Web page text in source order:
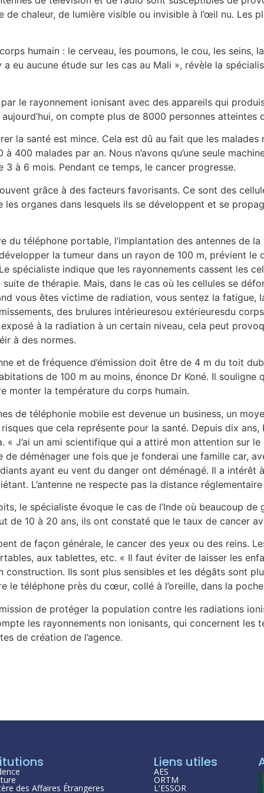
chaleur, de lumière visible ou invisible à l’œil nu. Les
humain : le cerveau, les poumons, le cou, les seins,
eu aucune étude sur les cas au Mali », révèle la
le rayonnement ionisant avec des appareils qui
on compte plus de 8000 personnes atteintes
la santé est mince. Cela est dû au fait que les malades
400 malades par an. Nous n’avons qu’une seule
à 6 mois. Pendant ce temps, le cancer progresse.
grâce à des facteurs favorisants. Ce sont des
organes dans lesquels ils se développent et se
du téléphone portable, l’implantation des antennes de
la tumeur dans un rayon de 100 m, prévient le
spécialiste indique que les rayonnements cassent les
de thérapie. Mais, dans le cas où les cellules se
vous êtes victime de radiation, vous sentez la
des brulures intérieuresou extérieuresdu
exposé à la radiation à un certain niveau, cela peut
à des normes.
et de fréquence d’émission doit être de 4 m du toit
de 100 m au moins, énonce Dr Koné. Il souligne
monter la température du corps humain.
de téléphonie mobile est devenue un business, un
que cela représente pour la santé. Depuis dix ans,
J’ai un ami scientifique qui a attiré mon attention sur le
de déménager une fois que je fonderai une famille car,
ayant eu vent du danger ont déménagé. Il a intérêt
L’antenne ne respecte pas la distance
le spécialiste évoque le cas de l’Inde où beaucoup de
de 10 à 20 ans, ils ont constaté que le taux de cancer
de façon générale, le cancer des yeux ou des reins.
aux tablettes, etc. « Il faut éviter de laisser les
Ils sont plus sensibles et les dégâts sont
le téléphone près du cœur, collé à l’oreille, dans la
de protéger la population contre les radiations
les rayonnements non ionisants, qui concernent les
de création de l’agence.
des Affaires Étrangeres
Liens utiles
AES
ORTM
L'ESSOR